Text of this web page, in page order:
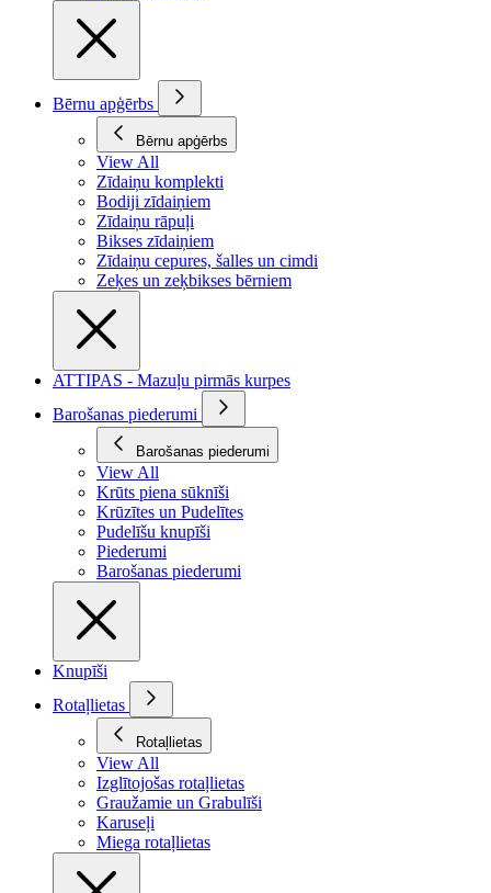
Bērnu apģērbs
Bērnu apģērbs
View All
Zīdaiņu komplekti
Bodiji zīdaiņiem
Zīdaiņu rāpuļi
Bikses zīdaiņiem
Zīdaiņu cepures, šalles un cimdi
Zeķes un zeķbikses bērniem
ATTIPAS - Mazuļu pirmās kurpes
Barošanas piederumi
Barošanas piederumi
View All
Krūts piena sūknīši
Krūzītes un Pudelītes
Pudelīšu knupīši
Piederumi
Barošanas piederumi
Knupīši
Rotaļlietas
Rotaļlietas
View All
Izglītojošas rotaļlietas
Graužamie un Grabulīši
Karuseļi
Miega rotaļlietas